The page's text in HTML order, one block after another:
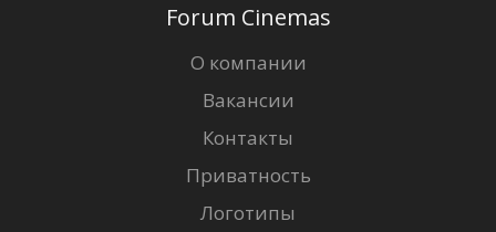
Forum Cinemas
О компании
Вакансии
Контакты
Приватность
Логотипы